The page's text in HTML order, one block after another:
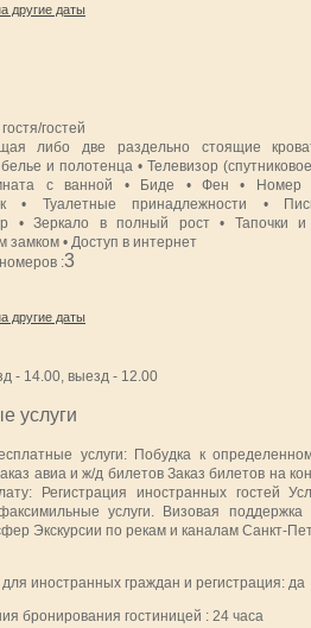
другие даты
гостя/гостей
либо две раздельно стоящие
и полотенца • Телевизор
с ванной • Биде • Фен • Номер
• Туалетные принадлежности •
• Зеркало в полный рост • Тапочки
замком • Доступ в интернет
:3
другие даты
- 14.00, выезд - 12.00
услуги
услуги: Побудка к
авиа и ж/д билетов Заказ билетов на
Регистрация иностранных гостей
услуги. Визовая поддержка
Экскурсии по рекам и каналам Санкт-
иностранных граждан и регистрация: да
бронирования гостиницей : 24 часа